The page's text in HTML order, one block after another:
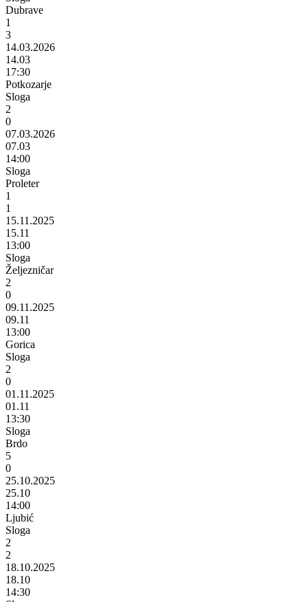
Dubrave
1
3
14.03.2026
14.03
17:30
Potkozarje
Sloga
2
0
07.03.2026
07.03
14:00
Sloga
Proleter
1
1
15.11.2025
15.11
13:00
Sloga
Željezničar
2
0
09.11.2025
09.11
13:00
Gorica
Sloga
2
0
01.11.2025
01.11
13:30
Sloga
Brdo
5
0
25.10.2025
25.10
14:00
Ljubić
Sloga
2
2
18.10.2025
18.10
14:30